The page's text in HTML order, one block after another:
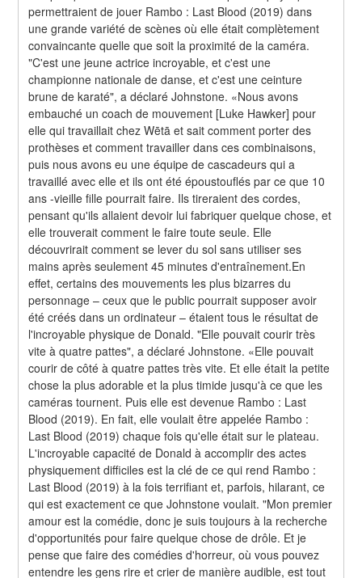
permettraient de jouer Rambo : Last Blood (2019) dans
une grande variété de scènes où elle était complètement
convaincante quelle que soit la proximité de la caméra.
"C'est une jeune actrice incroyable, et c'est une
championne nationale de danse, et c'est une ceinture
brune de karaté", a déclaré Johnstone. «Nous avons
embauché un coach de mouvement [Luke Hawker] pour
elle qui travaillait chez Wētā et sait comment porter des
prothèses et comment travailler dans ces combinaisons,
puis nous avons eu une équipe de cascadeurs qui a
travaillé avec elle et ils ont été époustouflés par ce que 10
ans -vieille fille pourrait faire. Ils tireraient des cordes,
pensant qu'ils allaient devoir lui fabriquer quelque chose, et
elle trouverait comment le faire toute seule. Elle
découvrirait comment se lever du sol sans utiliser ses
mains après seulement 45 minutes d'entraînement.En
effet, certains des mouvements les plus bizarres du
personnage – ceux que le public pourrait supposer avoir
été créés dans un ordinateur – étaient tous le résultat de
l'incroyable physique de Donald. "Elle pouvait courir très
vite à quatre pattes", a déclaré Johnstone. «Elle pouvait
courir de côté à quatre pattes très vite. Et elle était la petite
chose la plus adorable et la plus timide jusqu'à ce que les
caméras tournent. Puis elle est devenue Rambo : Last
Blood (2019). En fait, elle voulait être appelée Rambo :
Last Blood (2019) chaque fois qu'elle était sur le plateau.
L'incroyable capacité de Donald à accomplir des actes
physiquement difficiles est la clé de ce qui rend Rambo :
Last Blood (2019) à la fois terrifiant et, parfois, hilarant, ce
qui est exactement ce que Johnstone voulait. "Mon premier
amour est la comédie, donc je suis toujours à la recherche
d'opportunités pour faire quelque chose de drôle. Et je
pense que faire des comédies d'horreur, où vous pouvez
entendre les gens rire et crier de manière audible, est tout